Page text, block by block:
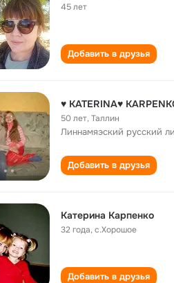
45 лет
Добавить в друзья
♥ KATERINA♥
50 лет,Таллин
Линнамяэский русский
Добавить в друзья
Катерина Карпенко
32 года,с.Хорошое
Добавить в друзья